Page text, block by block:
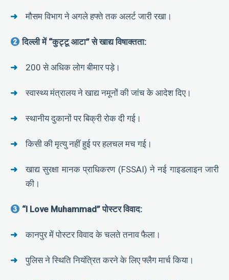
मौसम विभाग ने अगले हफ्ते तक अलर्ट जारी रखा।
दिल्ली में “कुट्टू आटा” से खाद्य विषाक्तता:
200 से अधिक लोग बीमार पड़े।
स्वास्थ्य मंत्रालय ने खाद्य नमूनों की जांच के आदेश दिए।
स्थानीय दुकानों पर बिक्री रोक दी गई।
किसी की मृत्यु नहीं हुई पर हलचल मच गई।
खाद्य सुरक्षा मानक प्राधिकरण (FSSAI) ने नई गाइडलाइन जारी
की।
“I Love Muhammad” पोस्टर विवाद:
कानपुर में पोस्टर विवाद के चलते तनाव फैला।
पुलिस ने स्थिति नियंत्रित करने के लिए फ्लैग मार्च किया।